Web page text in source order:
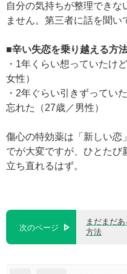
自分の気持ちが整理できな
ません。第三者に話を聞い
■辛い失恋を乗り越える方
・1年くらい想っていたけ
女性）
・2年ぐらい引きずってい
忘れた（27歳／男性）
傷心の特効薬は「新しい恋
でが大変ですが、ひとたび
立ち直れるはず。
次のページ
まだまだ
方法